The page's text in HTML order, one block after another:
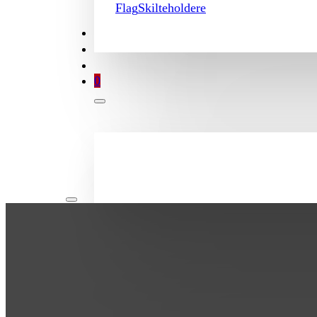
FlagSkilteholdere
0